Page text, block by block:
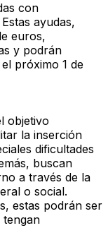
con
ayudas,
euros,
y podrán
próximo 1 de
objetivo
la inserción
dificultades
buscan
a través de la
o social.
estas podrán ser
tengan